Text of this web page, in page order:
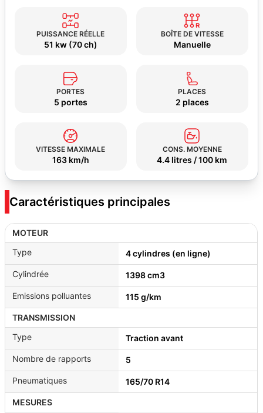
PUISSANCE RÉELLE
51 kw (70 ch)
BOÎTE DE VITESSE
Manuelle
PORTES
5 portes
PLACES
2 places
VITESSE MAXIMALE
163 km/h
CONS. MOYENNE
4.4 litres / 100 km
Caractéristiques principales
MOTEUR
Type
4 cylindres (en ligne)
Cylindrée 1398 cm3
Emissions polluantes 115 g/km
TRANSMISSION
Type
Traction avant
Nombre de rapports 5
Pneumatiques 165/70 R14
MESURES